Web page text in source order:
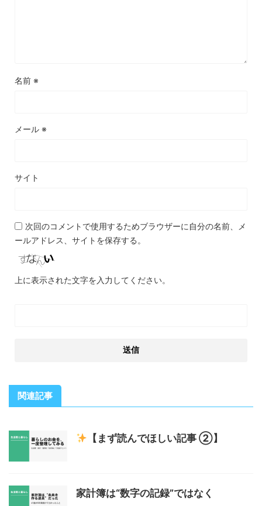
名前 ※
メール ※
サイト
次回のコメントで使用するためブラウザーに自分の名前、メ
ールアドレス、サイトを保存する。
上に表示された文字を入力してください。
関連記事
【まず読んでほしい記事 ②】
家計簿は“数字の記録”ではなく